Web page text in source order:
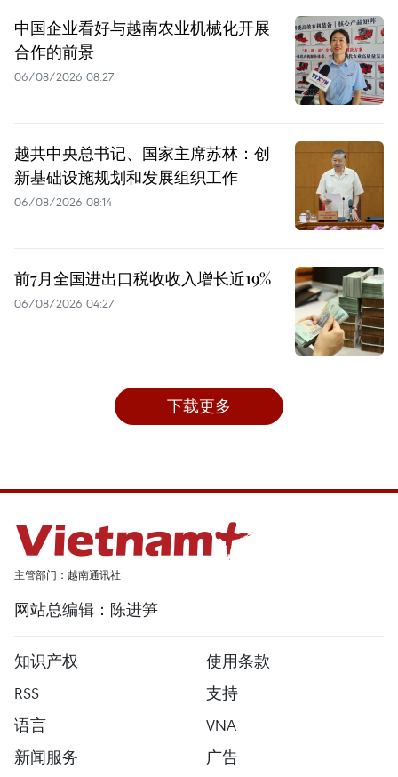
中国企业看好与越南农业机械化开展
合作的前景
06/08/2026 08:27
越共中央总书记、国家主席苏林：创
新基础设施规划和发展组织工作
06/08/2026 08:14
前7月全国进出口税收收入增长近19%
06/08/2026 04:27
下载更多
主管部门：越南通讯社
网站总编辑：陈进笋
知识产权
使用条款
RSS
支持
语言
VNA
新闻服务
广告